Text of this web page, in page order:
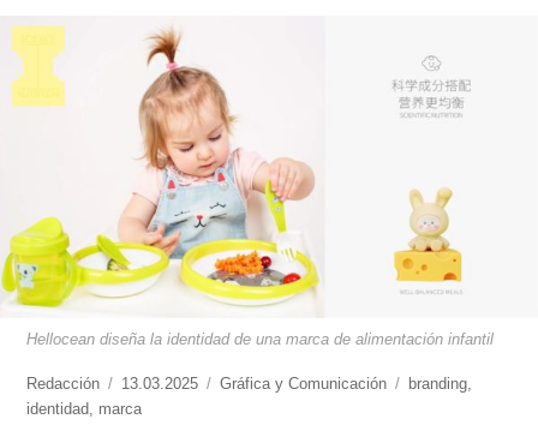
Hellocean diseña la identidad de una marca de alimentación infantil
https://www.experimenta.es/author/redaccion/
Redacción
Publicado
el
13.03.2025 Categorías
Gráfica y Comunicación Etiquetas
branding,
identidad, marca